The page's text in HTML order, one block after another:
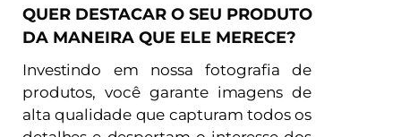
QUER DESTACAR O SEU PRODUTO
DA MANEIRA QUE ELE MERECE?
Investindo em nossa fotografia de
produtos, você garante imagens de
alta qualidade que capturam todos os